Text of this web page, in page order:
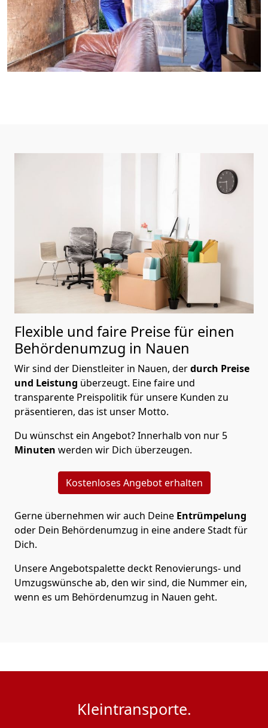
Flexible und faire Preise für einen
Behördenumzug in Nauen
Wir sind der Dienstleiter in Nauen, derdurch Preise
und Leistung überzeugt. Eine faire und
transparente Preispolitik für unsere Kunden zu
präsentieren, das ist unser Motto.
Du wünschst ein Angebot? Innerhalb von nur 5
Minuten werden wir Dich überzeugen.
Kostenloses Angebot erhalten
Gerne übernehmen wir auch Deine Entrümpelung
oder Dein Behördenumzug in eine andere Stadt für
Dich.
Unsere Angebotspalette deckt Renovierungs- und
Umzugswünsche ab, den wir sind, die Nummer ein,
wenn es um Behördenumzug in Nauen geht.
Kleintransporte.